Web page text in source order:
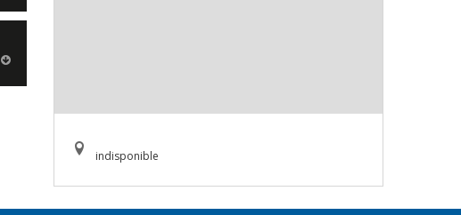
indisponible